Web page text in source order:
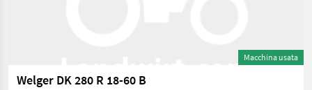
Macchina usata
Welger DK 280 R 18-60 B